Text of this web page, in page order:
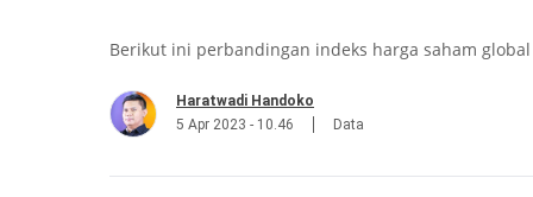
Berikut ini perbandingan indeks harga saham
Haratwadi Handoko
5 Apr 2023 - 10.46
Data